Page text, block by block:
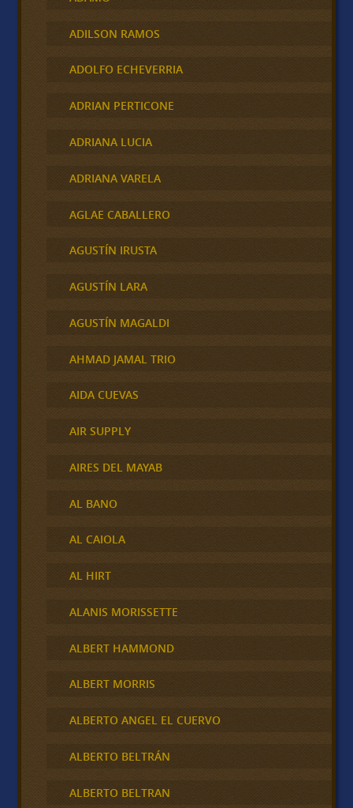
ADILSON RAMOS
ADOLFO ECHEVERRIA
ADRIAN PERTICONE
ADRIANA LUCIA
ADRIANA VARELA
AGLAE CABALLERO
AGUSTÍN IRUSTA
AGUSTÍN LARA
AGUSTÍN MAGALDI
AHMAD JAMAL TRIO
AIDA CUEVAS
AIR SUPPLY
AIRES DEL MAYAB
AL BANO
AL CAIOLA
AL HIRT
ALANIS MORISSETTE
ALBERT HAMMOND
ALBERT MORRIS
ALBERTO ANGEL EL CUERVO
ALBERTO BELTRÁN
ALBERTO BELTRAN